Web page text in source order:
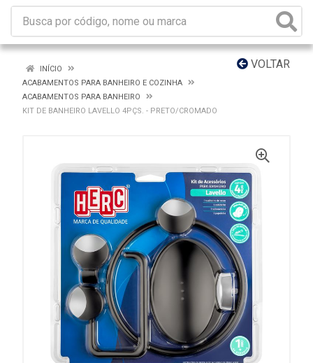
VOLTAR
INÍCIO
ACABAMENTOS PARA BANHEIRO E COZINHA
ACABAMENTOS PARA BANHEIRO
KIT DE BANHEIRO LAVELLO 4PÇS. - PRETO/CROMADO